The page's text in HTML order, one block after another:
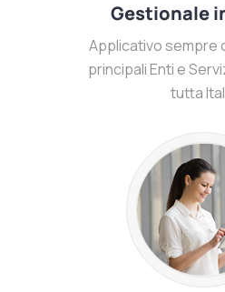
Gestionale
Applicativo sempre
principali Enti e
tutta